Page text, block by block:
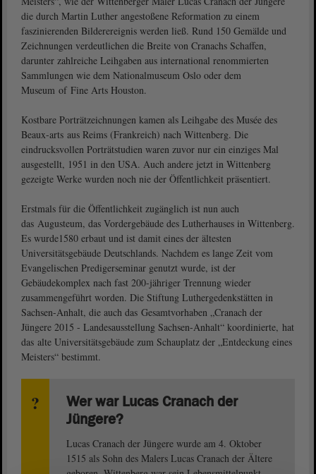
die durch Martin Luther angestoßene Reformation zu einem
faszinierenden Bilderereignis werden ließ. Rund 150 Gemälde und
Zeichnungen verdeutlichen die Breite von Cranachs Schaffen,
darunter zahlreiche Leihgaben aus international renommierten
Sammlungen wie dem Nationalmuseum Oslo oder dem
Museum of Fine Arts Houston.
Kostbare Porträtzeichnungen kamen als Leihgabe des Musée des
Beaux-arts aus Reims (Frankreich) nach Wittenberg. Die
eindrucksvollen Porträtstudien waren zuvor nur ein einziges Mal
ausgestellt, 1951 in den USA. Auch andere jetzt in Wittenberg
gezeigte Werke wurden noch nie der Öffentlichkeit präsentiert.
Erstmals für die Öffentlichkeit zugänglich ist nun auch
das Augusteum, das Vordergebäude des Lutherhauses in Wittenberg.
Es wurde1580 erbaut und ist damit eines der ältesten
Universitätsgebäude Deutschlands. Nachdem es lange Zeit vom
Evangelischen Predigerseminar genutzt wurde, ist der
Gebäudekomplex nach fast 200-jähriger Trennung wieder
zusammengeführt worden. Die Stiftung Luthergedenkstätten in
Sachsen-Anhalt, die auch das Gesamtvorhaben „Cranach der
Jüngere 2015 - Landesausstellung Sachsen-Anhalt“ koordinierte, hat
das alte Universitätsgebäude zum Schauplatz der „Entdeckung eines
Meisters“ bestimmt.
Wer war Lucas Cranach der
Jüngere?
Lucas Cranach der Jüngere wurde am 4. Oktober
1515 als Sohn des Malers Lucas Cranach der Ältere